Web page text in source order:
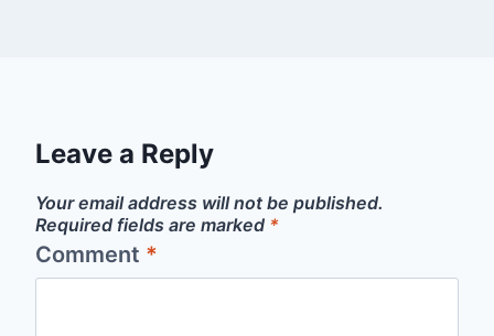
Leave a Reply
Your email address will not be published.
Required fields are marked *
Comment *